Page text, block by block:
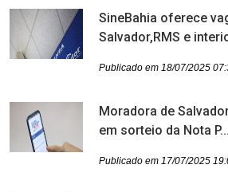
SineBahia oferece
Salvador,RMS e
Publicado em 18/07/2025
Moradora de
em sorteio da Nota P...
Publicado em 17/07/2025